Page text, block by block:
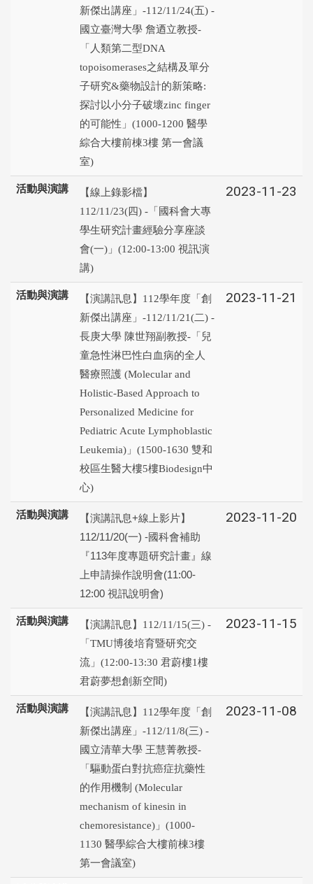
新傑出講座」-112/11/24(五) -
國立臺灣大學 詹迺立教授-
「人類第二型DNA
topoisomerases之結構及單分
子研究&藥物設計的新策略:
探討以小分子破壞zinc finger
的可能性」(1000-1200 醫學
綜合大樓前棟3樓 第一會議
室)
活動與演講
【線上錄影檔】
112/11/23(四) -「國科會大專
學生研究計畫經驗分享座談
會(一)」(12:00-13:00 視訊演
講)
2023-11-23
活動與演講
【演講訊息】112學年度「創
新傑出講座」-112/11/21(二) -
長庚大學 陳世翔副教授-「兒
童急性淋巴性白血病的全人
醫療照護 (Molecular and
Holistic-Based Approach to
Personalized Medicine for
Pediatric Acute Lymphoblastic
Leukemia)」(1500-1630 雙和
校區生醫大樓5樓Biodesign中
心)
2023-11-21
活動與演講
【演講訊息+線上影片】
112/11/20(一) -國科會補助
『113年度專題研究計畫』線
上申請操作說明會(11:00-
12:00 視訊說明會)
2023-11-20
活動與演講
【演講訊息】112/11/15(三) -
「TMU博後培育暨研究交
流」(12:00-13:30 君蔚樓1樓
君蔚夢想創新空間)
2023-11-15
活動與演講
【演講訊息】112學年度「創
新傑出講座」-112/11/8(三) -
國立清華大學 王慧菁教授-
「驅動蛋白對抗癌症抗藥性
的作用機制 (Molecular
mechanism of kinesin in
chemoresistance)」(1000-
1130 醫學綜合大樓前棟3樓
第一會議室)
2023-11-08